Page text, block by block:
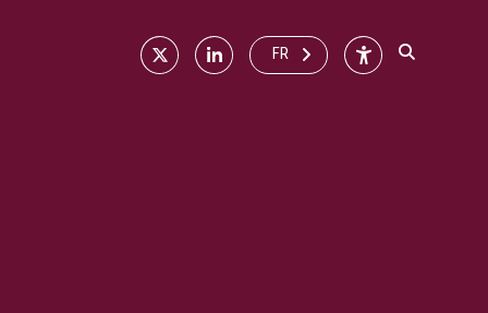
X Linkedin
FR Accessibilité